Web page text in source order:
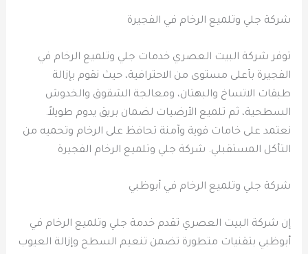
شركة جلي وتلميع الرخام في الفجيرة
توفر شركة البيت العصري خدمات جلي وتلميع الرخام في
الفجيرة بأعلى مستوى من الاحترافية، حيث نقوم بإزالة
طبقات الاتساخ والبهتان، ومعالجة الشقوق والخدوش
السطحية، ثم تلميع الأرضيات لضمان بريق يدوم طويلاً.
نعتمد على خامات قوية وآمنة تحافظ على الرخام وتحميه من
التأكل المستقبلي. شركة جلي وتلميع الرخام الفجيرة
شركة جلي وتلميع الرخام في أبوظبي
إن شركة البيت العصري تقدم خدمة جلي وتلميع الرخام في
أبوظبي بتقنيات متطورة تضمن تنعيم السطح وإزالة العيوب